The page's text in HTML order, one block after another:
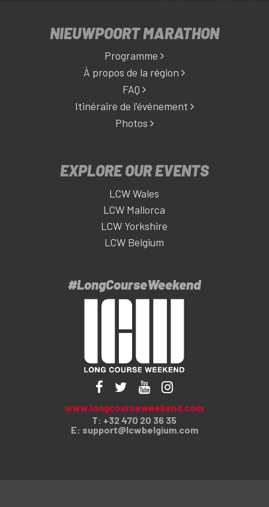
NIEUWPOORT MARATHON
Programme
À propos de la région
FAQ
Itinéraire de l'événement
Photos
EXPLORE OUR EVENTS
LCW Wales
LCW Mallorca
LCW Yorkshire
LCW Belgium
#LongCourseWeekend
www.longcourseweekend.com
T: +32 470 20 36 35
E: support@lcwbelgium.com